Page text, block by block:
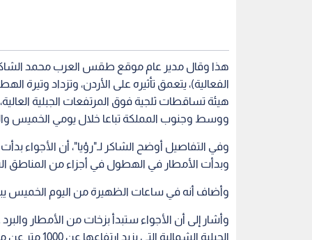
هذا وقال مدير عام موقع طقس العرب محمد
الفعالية)، يتعمق تأثيره على الأردن، وتزداد وتيرة
هيئة تساقطات ثلجية فوق المرتفعات الجبلية
ووسط وجنوب المملكة تباعا خلال يومي الخميس
وفي التفاصيل أوضح الشاكر لـ"رؤيا"، أن الأجواء
وبدأت الأمطار في الهطول في أجزاء من المناطق
وأضاف أنه في ساعات الظهيرة من اليوم الخميس
وأشار إلى أن الأجواء ستبدأ بزخات من الأمطار
الجبلية الشمالية التي يزيد ارتفاعها عن 1000 متر عن مستوى سطح البحر.